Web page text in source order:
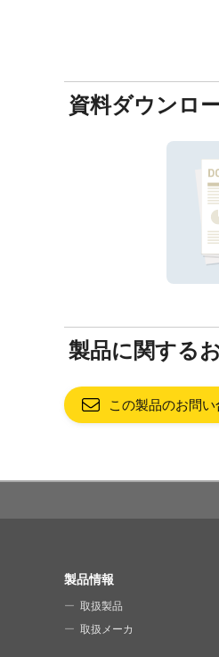
資料ダウンロ
製品に関する
この製品のお問
SITE MAP
製品情報
取扱製品
取扱メーカ